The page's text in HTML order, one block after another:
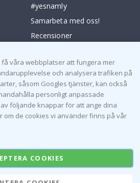
#yesnamly
Samarbeta med oss!
Recensioner
Väggdekor
Posters
våra webbplatser att fungera mer
och analysera trafiken på
såsom Googles tjänster, kan också
personligt anpassade
följande knappar för att ange dina
om de cookies vi använder finns på vår
COOKIES